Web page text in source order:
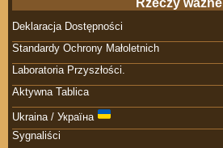
Deklaracja Dostępności
Standardy Ochrony Małoletnich
Laboratoria Przyszłości.
Aktywna Tablica
Ukraina / Україна
Sygnaliści